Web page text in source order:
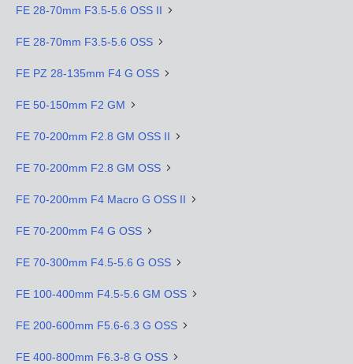
FE 28-70mm F3.5-5.6 OSS II
FE 28-70mm F3.5-5.6 OSS
FE PZ 28-135mm F4 G OSS
FE 50-150mm F2 GM
FE 70-200mm F2.8 GM OSS II
FE 70-200mm F2.8 GM OSS
FE 70-200mm F4 Macro G OSS II
FE 70-200mm F4 G OSS
FE 70-300mm F4.5-5.6 G OSS
FE 100-400mm F4.5-5.6 GM OSS
FE 200-600mm F5.6-6.3 G OSS
FE 400-800mm F6.3-8 G OSS